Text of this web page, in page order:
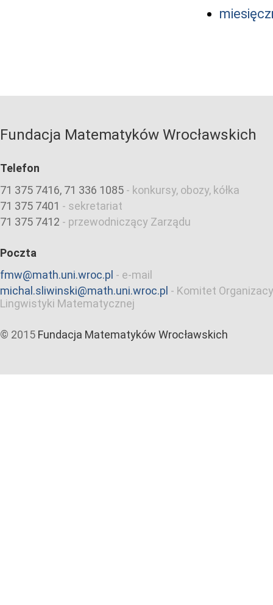
Fundacja Matematyków Wrocławskich
Telefon
71 375 7416, 71 336 1085 - konkursy, obozy, kółka
71 375 7401 - sekretariat
71 375 7412 - przewodniczący Zarządu
Poczta
fmw@math.uni.wroc.pl - e-mail
michal.sliwinski@math.uni.wroc.pl - Komitet
Lingwistyki Matematycznej
© 2015 Fundacja Matematyków Wrocławskich